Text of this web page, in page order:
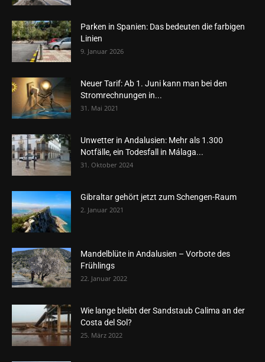
Parken in Spanien: Das bedeuten die farbigen
Linien
9. Januar 2026
Neuer Tarif: Ab 1. Juni kann man bei den
Stromrechnungen in...
31. Mai 2021
Unwetter in Andalusien: Mehr als 1.300
Notfälle, ein Todesfall in Málaga...
31. Oktober 2024
Gibraltar gehört jetzt zum Schengen-Raum
2. Januar 2021
Mandelblüte in Andalusien – Vorbote des
Frühlings
22. Januar 2022
Wie lange bleibt der Sandstaub Calima an der
Costa del Sol?
25. März 2022